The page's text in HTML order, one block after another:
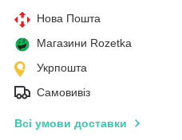
Нова Пошта
Магазини Rozetka
Укрпошта
Самовивіз
Всі умови доставки